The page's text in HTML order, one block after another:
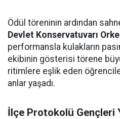
Ödül töreninin ardından
Devlet Konservatuvarı
performansla kulakların
ekibinin gösterisi törene
ritimlere eşlik eden
anlar yaşadı.
İlçe Protokolü Gençleri